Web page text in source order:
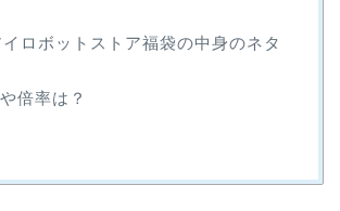
ロボットストア福袋の中身のネタ
倍率は？